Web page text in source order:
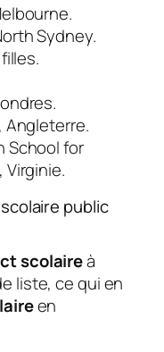
Sydney.
Angleterre.
School for
Virginie.
public
scolaireà
liste, ce qui en
en